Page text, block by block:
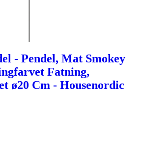
- Pendel, Mat Smokey
Fatning,
ø20 Cm - Housenordic